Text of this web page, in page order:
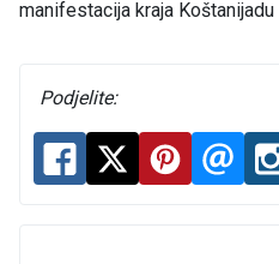
manifestacija kraja
Podjelite: